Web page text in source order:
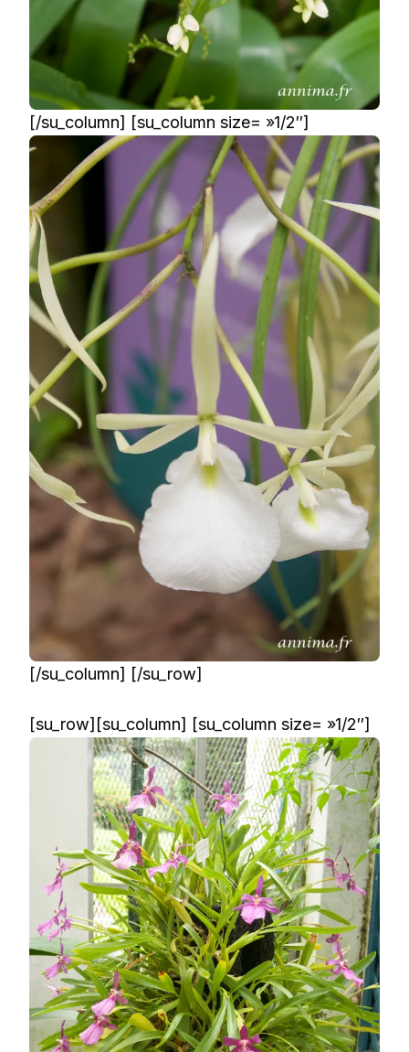
[/su_column] [su_column size= »1/2″]
[/su_column] [/su_row]
[su_row][su_column] [su_column size= »1/2″]